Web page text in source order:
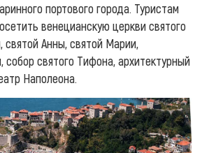
портового города. Туристам
венецианскую церкви святого
святой Анны, святой Марии,
святого Тифона, архитектурный
Наполеона.